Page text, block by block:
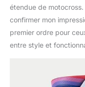
étendue de
confirmer mon
premier ordre pour
entre style et